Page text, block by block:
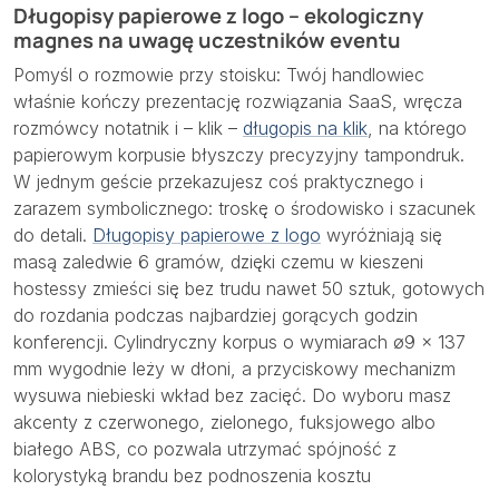
Długopisy papierowe z logo – ekologiczny
magnes na uwagę uczestników eventu
Pomyśl o rozmowie przy stoisku: Twój handlowiec
właśnie kończy prezentację rozwiązania SaaS, wręcza
rozmówcy notatnik i – klik – długopis na klik, na którego
papierowym korpusie błyszczy precyzyjny tampondruk.
W jednym geście przekazujesz coś praktycznego i
zarazem symbolicznego: troskę o środowisko i szacunek
do detali. Długopisy papierowe z logo wyróżniają się
masą zaledwie 6 gramów, dzięki czemu w kieszeni
hostessy zmieści się bez trudu nawet 50 sztuk, gotowych
do rozdania podczas najbardziej gorących godzin
konferencji. Cylindryczny korpus o wymiarach ø9 × 137
mm wygodnie leży w dłoni, a przyciskowy mechanizm
wysuwa niebieski wkład bez zacięć. Do wyboru masz
akcenty z czerwonego, zielonego, fuksjowego albo
białego ABS, co pozwala utrzymać spójność z
kolorystyką brandu bez podnoszenia kosztu